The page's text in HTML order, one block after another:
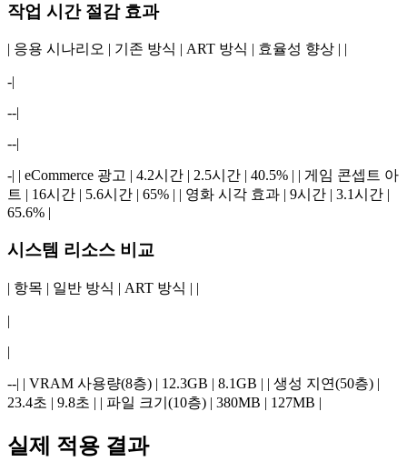
작업 시간 절감 효과
| 응용 시나리오 | 기존 방식 | ART 방식 | 효율성 향상 | |
-|
--|
--|
-| | eCommerce 광고 | 4.2시간 | 2.5시간 | 40.5% | | 게임 콘셉트 아
트 | 16시간 | 5.6시간 | 65% | | 영화 시각 효과 | 9시간 | 3.1시간 |
65.6% |
시스템 리소스 비교
| 항목 | 일반 방식 | ART 방식 | |
|
|
--| | VRAM 사용량(8층) | 12.3GB | 8.1GB | | 생성 지연(50층) |
23.4초 | 9.8초 | | 파일 크기(10층) | 380MB | 127MB |
실제 적용 결과